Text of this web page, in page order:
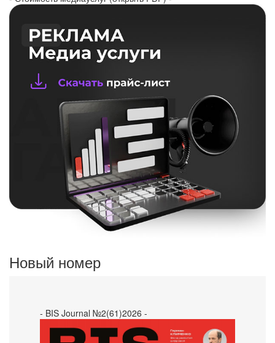
Новый номер
- BIS Journal №2(61)2026 -